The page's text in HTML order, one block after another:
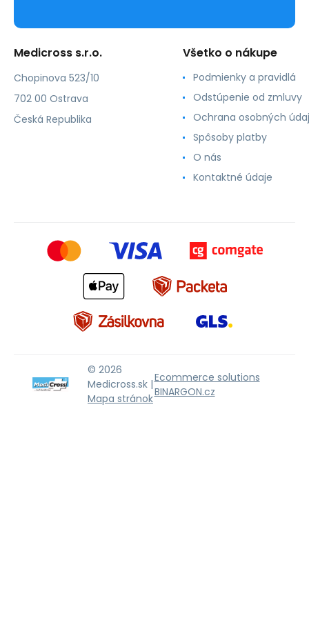
Medicross s.r.o.
Chopinova 523/10
702 00 Ostrava
Česká Republika
Všetko o nákupe
Podmienky a pravidlá
Odstúpenie od zmluvy
Ochrana osobných
Spôsoby platby
O nás
Kontaktné údaje
© 2026
Medicross.sk |
Mapa stránok
Ecommerce solutions
BINARGON.cz